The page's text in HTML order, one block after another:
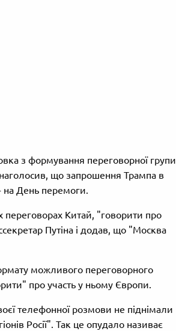
з формування переговорної групи
що запрошення Трампа в
на День перемоги.
Китай, "говорити про
Путіна і додав, що "Москва
можливого переговорного
про участь у ньому Європи.
телефонної розмови не піднімали
Росії". Так це опудало називає